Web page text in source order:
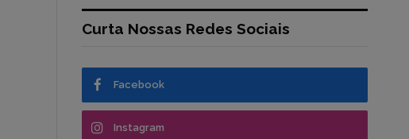
Curta Nossas Redes Sociais
Facebook
Instagram